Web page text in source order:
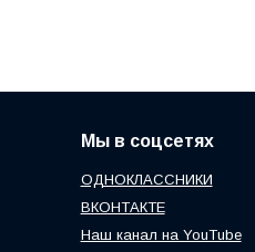
Мы в соцсетях
ОДНОКЛАССНИКИ
ВКОНТАКТЕ
Наш канал на YouTube